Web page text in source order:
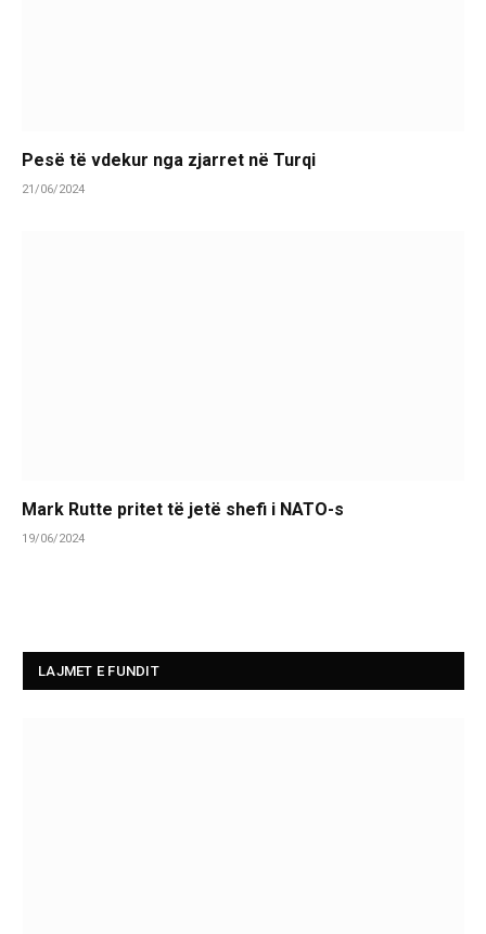
Pesë të vdekur nga zjarret në Turqi
21/06/2024
Mark Rutte pritet të jetë shefi i NATO-s
19/06/2024
LAJMET E FUNDIT